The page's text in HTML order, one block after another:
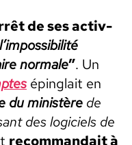
de ses activ­
l’impossibilité
nor­male”. Un
épinglait en
du min­istère de
des logi­ciels de
recom­mandait à